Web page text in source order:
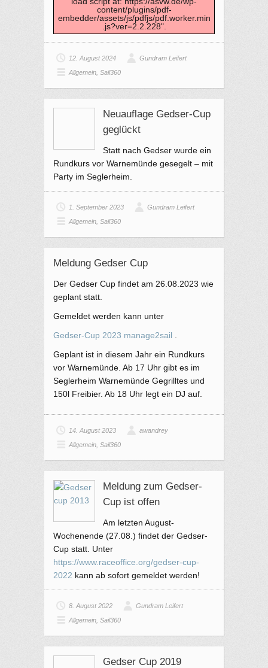
content/plugins/pdf-
embedder/assets/js/pdfjs/pdf.worker.min
.js?ver=2.2.228".
12. August 2024
Gundram Leifert
Allgemein Sail360
Neuauflage Gedser-Cup
geglückt
Statt nach Gedser wurde ein
Rundkurs vor Warnemünde gesegelt – mit
Party im Seglerheim.
1. September 2023
Gundram Leifert
Allgemein Sail360
Meldung Gedser Cup
Der Gedser Cup findet am 26.08.2023 wie
geplant statt.
Gemeldet werden kann unter
Gedser-Cup 2023 manage2sail
Geplant ist in diesem Jahr ein Rundkurs
vor Warnemünde. Ab 17 Uhr gibt es im
Seglerheim Warnemünde Gegrilltes und
150l Freibier. Ab 18 Uhr legt ein DJ auf.
14. August 2023
awandrey
Allgemein Sail360
Meldung zum Gedser-
Cup ist offen
Am letzten August-
Wochenende (27.08.) findet der Gedser-
Cup statt. Unter
https://www.raceoffice.org/gedser-cup-
2022 kann ab sofort gemeldet werden!
8. August 2022
Gundram Leifert
Allgemein Sail360
Gedser Cup 2019